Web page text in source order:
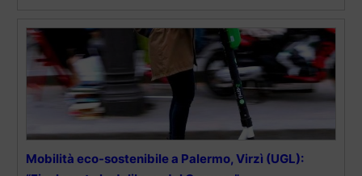
Mobilità eco-sostenibile a Palermo, Virzì (UGL):